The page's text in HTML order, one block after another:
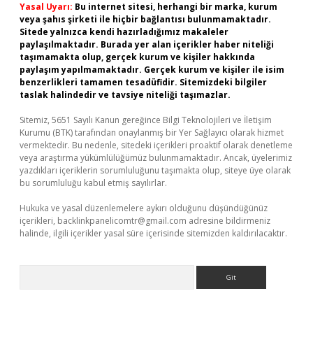
Yasal Uyarı: Bu internet sitesi, herhangi bir marka, kurum
veya şahıs şirketi ile hiçbir bağlantısı bulunmamaktadır.
Sitede yalnızca kendi hazırladığımız makaleler
paylaşılmaktadır. Burada yer alan içerikler haber niteliği
taşımamakta olup, gerçek kurum ve kişiler hakkında
paylaşım yapılmamaktadır. Gerçek kurum ve kişiler ile isim
benzerlikleri tamamen tesadüfidir. Sitemizdeki bilgiler
taslak halindedir ve tavsiye niteliği taşımazlar.
Sitemiz, 5651 Sayılı Kanun gereğince Bilgi Teknolojileri ve İletişim
Kurumu (BTK) tarafından onaylanmış bir Yer Sağlayıcı olarak hizmet
vermektedir. Bu nedenle, sitedeki içerikleri proaktif olarak denetleme
veya araştırma yükümlülüğümüz bulunmamaktadır. Ancak, üyelerimiz
yazdıkları içeriklerin sorumluluğunu taşımakta olup, siteye üye olarak
bu sorumluluğu kabul etmiş sayılırlar.
Hukuka ve yasal düzenlemelere aykırı olduğunu düşündüğünüz
içerikleri, backlinkpanelicomtr@gmail.com adresine bildirmeniz
halinde, ilgili içerikler yasal süre içerisinde sitemizden kaldırılacaktır.